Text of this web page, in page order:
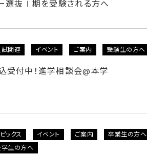
選抜Ⅰ期を受験される方へ
試関連 イベント ご案内 受験生の方へ
受付中！進学相談会@本学
ピックス イベント ご案内 卒業生の方へ
学生の方へ